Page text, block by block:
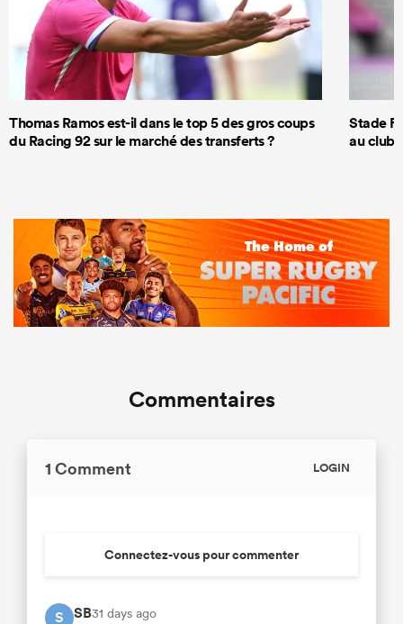
Thomas Ramos est-il dans le top 5 des gros coups
du Racing 92 sur le marché des transferts ?
Stade
au club
Commentaires
1 Comment LOGIN
Connectez-vous pour commenter
S SB31 days ago